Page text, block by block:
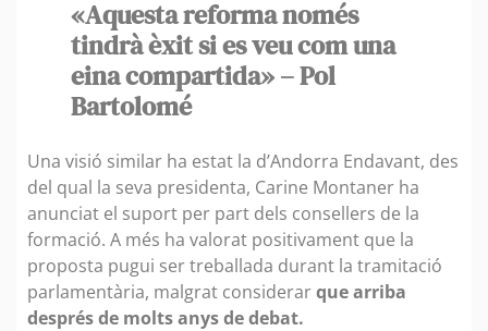
«Aquesta reforma només
tindrà èxit si es veu com una
eina compartida» – Pol
Bartolomé
Una visió similar ha estat la d’Andorra Endavant, des
del qual la seva presidenta, Carine Montaner ha
anunciat el suport per part dels consellers de la
formació. A més ha valorat positivament que la
proposta pugui ser treballada durant la tramitació
parlamentària, malgrat considerarque arriba
després de molts anys de debat.